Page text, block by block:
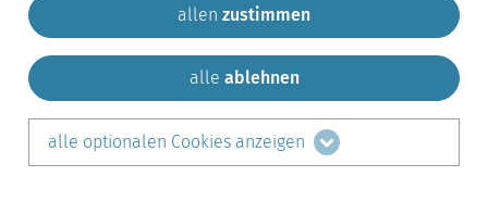
Gemeinde Krailling Impressum
Sitemap
Kontakt
teilen auf:
LinkedIn
allen zustimmen
alle ablehnen
alle optionalen Cookies anzeigen